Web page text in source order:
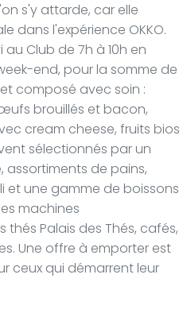
s'y attarde, car elle
dans l'expérience OKKO.
Club de 7h à 10h en
end, pour la somme de
composé avec soin :
brouillés et bacon,
cream cheese, fruits bios
sélectionnés par un
assortiments de pains,
et une gamme de boissons
machines
Palais des Thés, cafés,
Une offre à emporter est
ceux qui démarrent leur